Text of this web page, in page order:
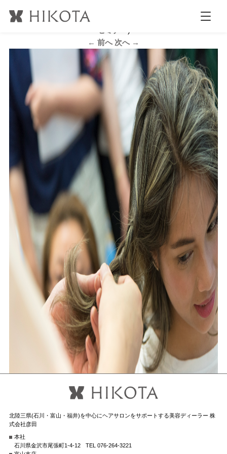
公開日時:
2017.7.12 2120 × 1415
kakimoto arms ヘアカラー
← 前へ 次へ →
北陸三県(石川・富山・福井)を中心にヘアサロンをサポートする美容ディーラー 株
式会社彦田
本社
石川県金沢市尾張町1-4-12
TEL 076-264-3221